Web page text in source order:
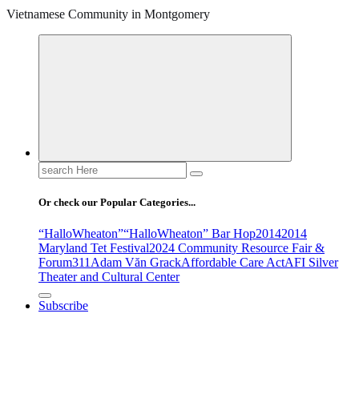
Vietnamese Community in Montgomery
Search
for:
Or check our Popular Categories...
“HalloWheaton”“HalloWheaton” Bar Hop20142014
Maryland Tet Festival2024 Community Resource Fair &
Forum311Adam Văn GrackAffordable Care ActAFI Silver
Theater and Cultural Center
Subscribe